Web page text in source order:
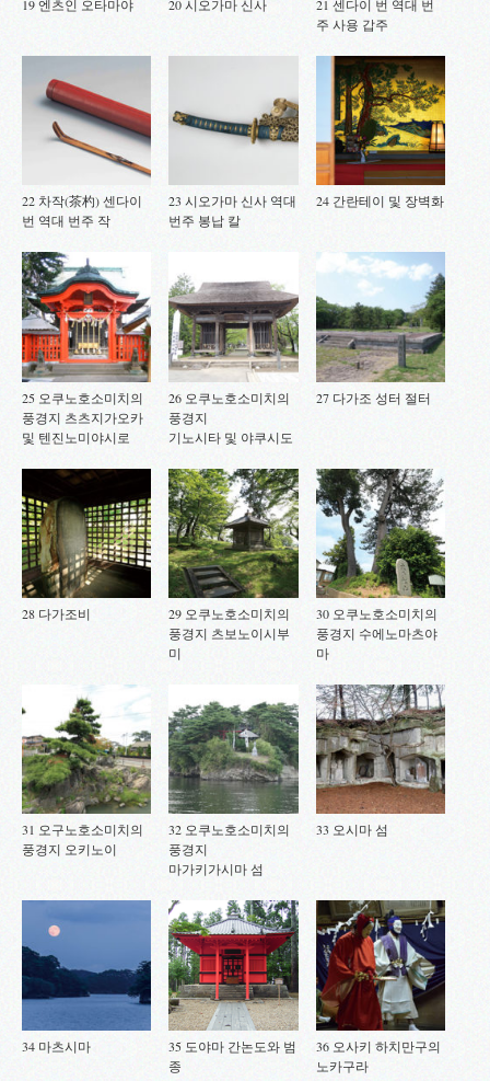
19 엔츠인 오타마야 20 시오가마 신사
21 센다이 번 역대 번
주 사용 갑주
22 차작(茶杓) 센다이
번 역대 번주 작
23 시오가마 신사 역대
번주 봉납 칼
24 간란테이 및 장벽화
25 오쿠노호소미치의
풍경지 츠츠지가오카
및 텐진노미야시로
26 오쿠노호소미치의
풍경지
기노시타 및 야쿠시도
27 다가조 성터 절터
28 다가조비
29 오쿠노호소미치의
풍경지 츠보노이시부
미
30 오쿠노호소미치의
풍경지 수에노마츠야
마
31 오구노호소미치의
풍경지 오키노이
32 오쿠노호소미치의
풍경지
마가키가시마 섬
33 오시마 섬
34 마츠시마
35 도야마 간논도와 범
종
36 오사키 하치만구의
노카구라